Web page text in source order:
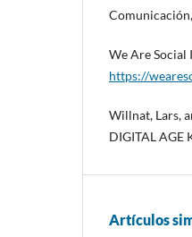
We Are Social
https://
Willnat, Lars,
DIGITAL AGE
Artículos